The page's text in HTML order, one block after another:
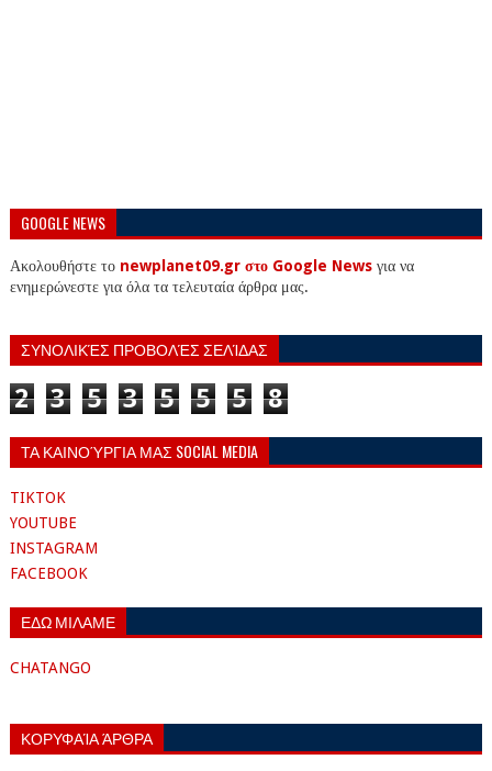
GOOGLE NEWS
Ακολουθήστε το newplanet09.gr στο Google Newsγια να
ενημερώνεστε για όλα τα τελευταία άρθρα μας.
ΣΥΝΟΛΙΚΈΣ ΠΡΟΒΟΛΈΣ ΣΕΛΊΔΑΣ
2 3 5 3 5 5 5 8
ΤΑ ΚΑΙΝΟΎΡΓΙΑ ΜΑΣ SOCIAL MEDIA
TIKTOK
YOUTUBE
INSTAGRAM
FACEBOOK
ΕΔΩ ΜΙΛΑΜΕ
CHATANGO
ΚΟΡΥΦΑΊΑ ΆΡΘΡΑ